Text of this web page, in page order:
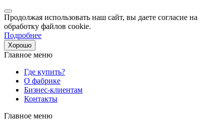
Продолжая использовать наш сайт, вы даете согласие на
обработку файлов cookie.
Подробнее
Хорошо
Главное меню
Где купить?
О фабрике
Бизнес-клиентам
Контакты
Главное меню